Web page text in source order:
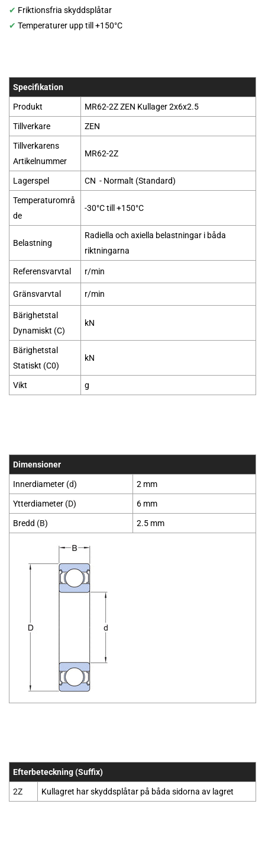
✔ Friktionsfria skyddsplåtar
✔ Temperaturer upp till +150°C
Specifikation
Produkt MR62-2ZZEN Kullager 2x6x2.5
Tillverkare ZEN
Tillverkarens
Artikelnummer
MR62-2Z
Lagerspel CN - Normalt (Standard)
Temperaturområ
de
-30°C till +150°C
Belastning
Radiella och axiella belastningar i båda
riktningarna
Referensvarvtal r/min
Gränsvarvtal r/min
Bärighetstal
Dynamiskt (C)
kN
Bärighetstal
Statiskt (C0)
kN
Vikt g
Dimensioner
Innerdiameter (d) 2 mm
Ytterdiameter (D) 6 mm
Bredd (B) 2.5 mm
Efterbeteckning (Suffix)
2Z Kullagret har skyddsplåtar på båda sidorna av lagret